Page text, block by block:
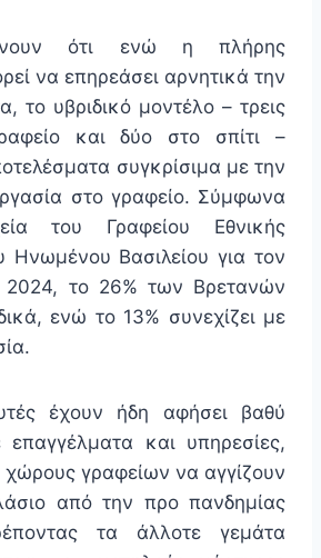
ότι ενώ η πλήρης
να επηρεάσει αρνητικά την
το υβριδικό μοντέλο – τρεις
και δύο στο σπίτι –
συγκρίσιμα με την
στο γραφείο. Σύμφωνα
του Γραφείου Εθνικής
Ηνωμένου Βασιλείου για τον
2024, το 26% των Βρετανών
ενώ το 13% συνεχίζει με
έχουν ήδη αφήσει βαθύ
και υπηρεσίες,
γραφείων να αγγίζουν
από την προ πανδημίας
τα άλλοτε γεμάτα